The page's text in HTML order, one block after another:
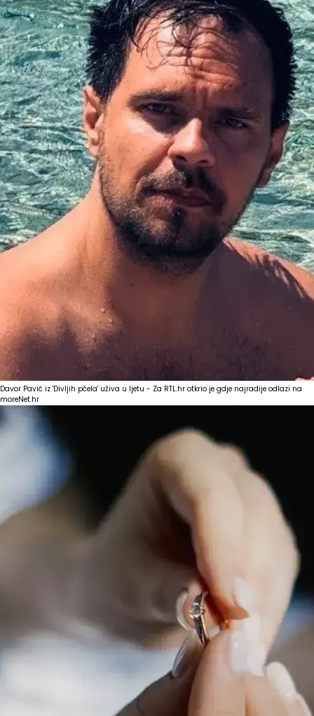
Davor Pavić iz 'Divljih pčela' uživa u ljetu - Za RTL.hr otkrio je gdje najradije odlazi na
moreNet.hr